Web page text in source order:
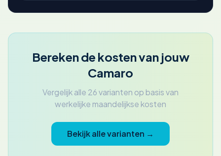
Bereken de kosten van jouw
Camaro
Vergelijk alle 26 varianten op basis van
werkelijke maandelijkse kosten
Bekijk alle varianten →